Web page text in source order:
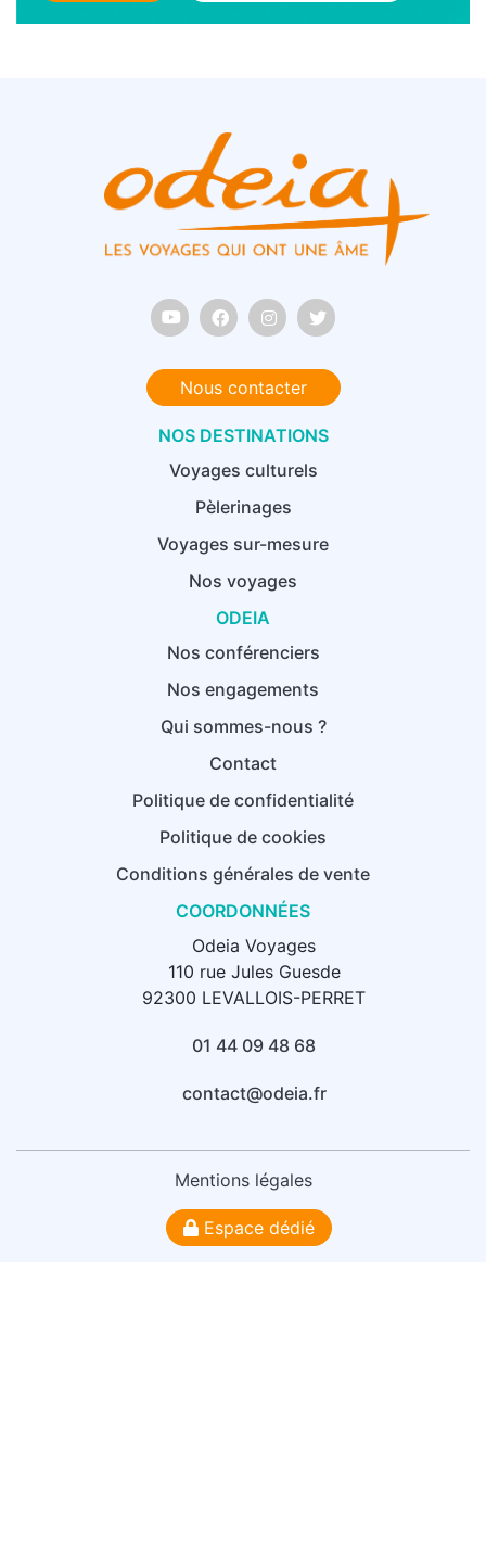
Nous contacter
NOS DESTINATIONS
Voyages culturels
Pèlerinages
Voyages sur-mesure
Nos voyages
ODEIA
Nos conférenciers
Nos engagements
Qui sommes-nous ?
Contact
Politique de confidentialité
Politique de cookies
Conditions générales de vente
COORDONNÉES
Odeia Voyages
110 rue Jules Guesde
92300 LEVALLOIS-PERRET
01 44 09 48 68
contact@odeia.fr
Mentions légales
Espace dédié